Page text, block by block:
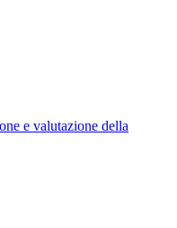
e valutazione della